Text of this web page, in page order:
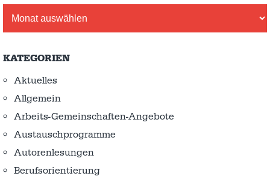
KATEGORIEN
Aktuelles
Allgemein
Arbeits-Gemeinschaften-Angebote
Austausch­programme
Autorenlesungen
Berufsorientierung